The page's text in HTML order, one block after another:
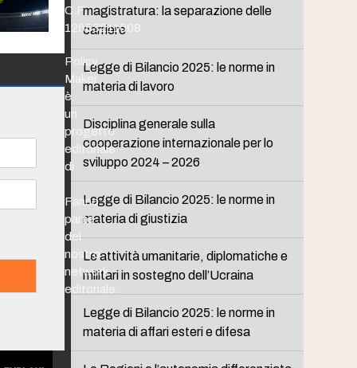
magistratura: la separazione delle
carriere
Legge di Bilancio 2025: le norme in
materia di lavoro
Disciplina generale sulla
cooperazione internazionale per lo
sviluppo 2024 – 2026
Legge di Bilancio 2025: le norme in
materia di giustizia
Le attività umanitarie, diplomatiche e
militari in sostegno dell’Ucraina
Legge di Bilancio 2025: le norme in
materia di affari esteri e difesa
C.F.
12653211008
Policy
Maker
è
un
progetto
editoriale
di
Fanno
parte
del
nostro
network
editoriale: